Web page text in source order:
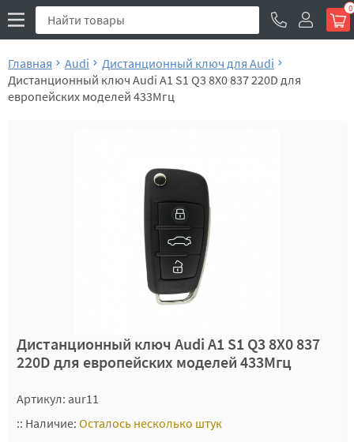
0
Главная Audi
Дистанционный ключ для Audi
Дистанционный ключ Audi A1 S1 Q3 8X0 837 220D для
европейских моделей 433Мгц
Дистанционный ключ Audi A1 S1 Q3 8X0 837
220D для европейских моделей 433Мгц
Артикул: aur11
:: Наличие: Осталось несколько штук